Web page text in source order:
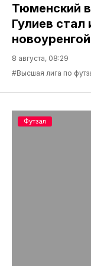
Тюменский
Гулиев стал
8 августа, 08:29
#Высшая лига по
Футзал